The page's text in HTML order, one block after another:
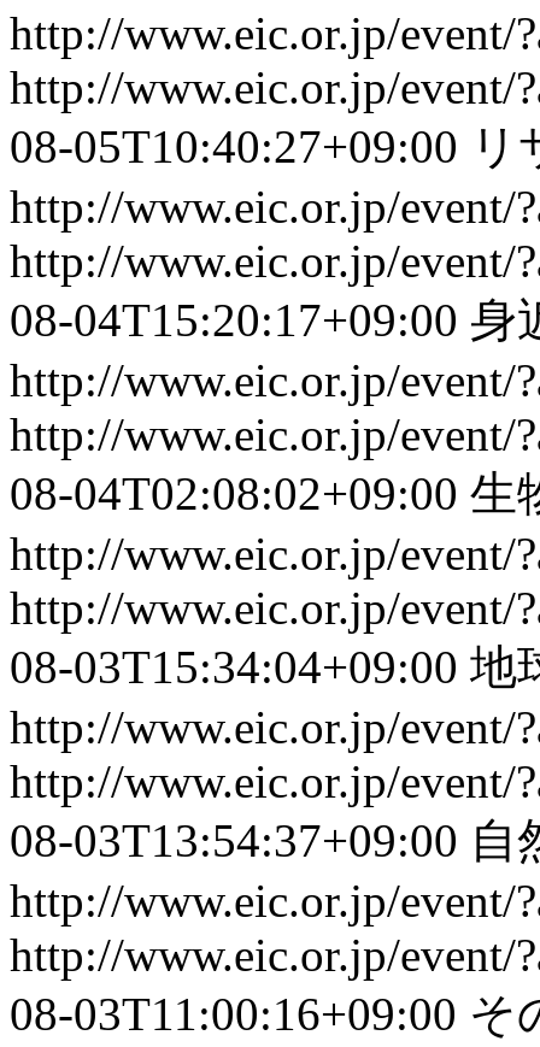
http://www.eic.or.jp/event/
http://www.eic.or.jp/event/
08-05T10:40:27+09:00 リ
http://www.eic.or.jp/event/
http://www.eic.or.jp/event/
08-04T15:20:17+09:00 身
http://www.eic.or.jp/event/
http://www.eic.or.jp/event/
08-04T02:08:02+09:00 生
http://www.eic.or.jp/event/
http://www.eic.or.jp/event/
08-03T15:34:04+09:00 地
http://www.eic.or.jp/event/
http://www.eic.or.jp/event/
08-03T13:54:37+09:00 自
http://www.eic.or.jp/event/
http://www.eic.or.jp/event/
08-03T11:00:16+09:00 そ